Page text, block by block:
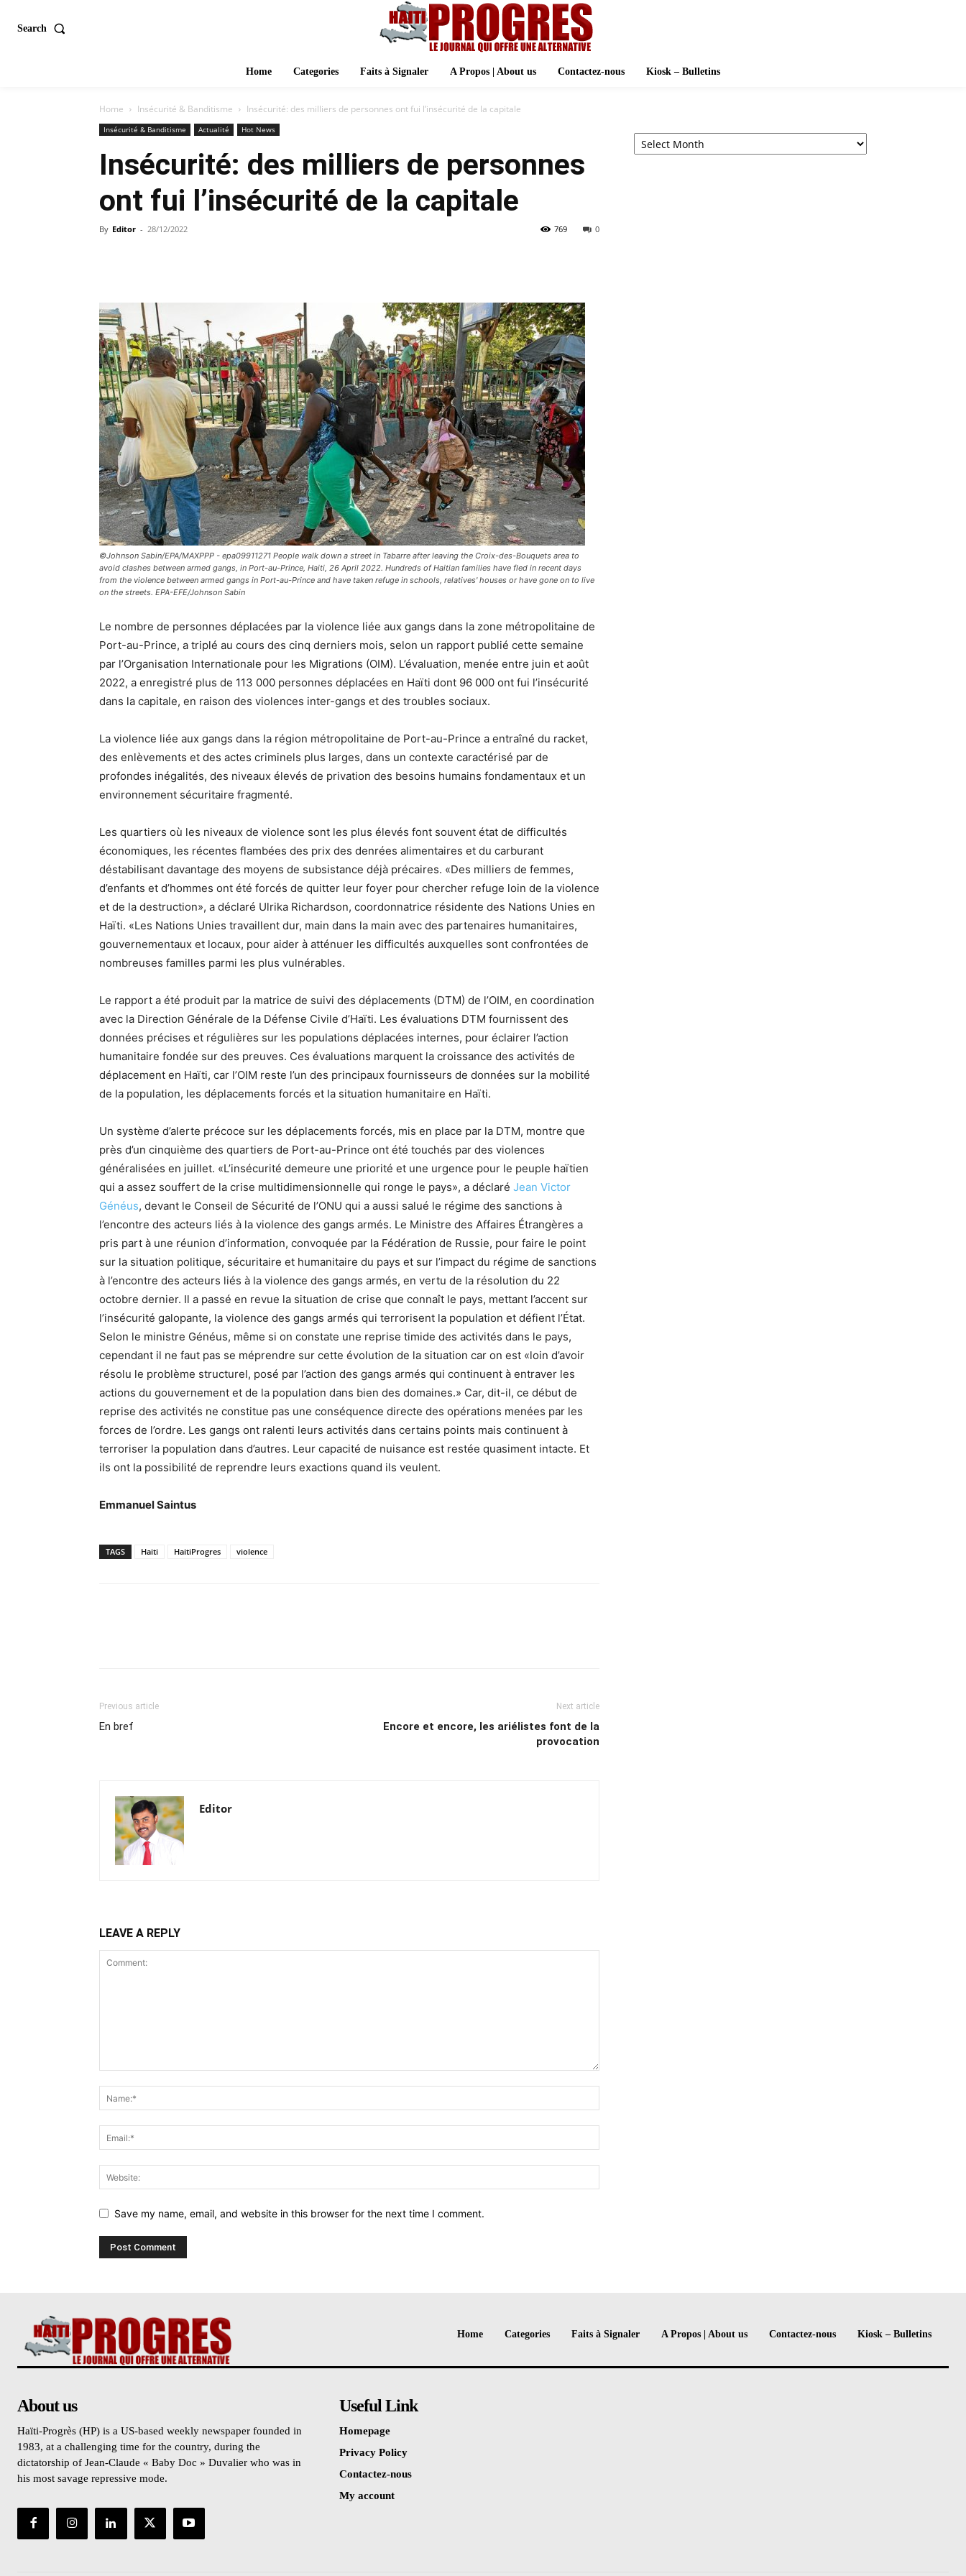
Search
Home Categories Faits à Signaler A Propos | About us Contactez-nous Kiosk – Bulletins
Home Insécurité & Banditisme Insécurité: des milliers de personnes ont fui l’insécurité de la capitale
Insécurité & Banditisme Actualité Hot News
Insécurité: des milliers de personnes
ont fui l’insécurité de la capitale
By Editor - 28/12/2022 0
769
©Johnson Sabin/EPA/MAXPPP - epa09911271 People walk down a street in Tabarre after leaving the Croix-des-Bouquets area to
avoid clashes between armed gangs, in Port-au-Prince, Haiti, 26 April 2022. Hundreds of Haitian families have fled in recent days
from the violence between armed gangs in Port-au-Prince and have taken refuge in schools, relatives' houses or have gone on to live
on the streets. EPA-EFE/Johnson Sabin
Le nombre de personnes déplacées par la violence liée aux gangs dans la zone métropolitaine de
Port-au-Prince, a triplé au cours des cinq derniers mois, selon un rapport publié cette semaine
par l’Organisation Internationale pour les Migrations (OIM). L’évaluation, menée entre juin et août
2022, a enregistré plus de 113 000 personnes déplacées en Haïti dont 96 000 ont fui l’insécurité
dans la capitale, en raison des violences inter-gangs et des troubles sociaux.
La violence liée aux gangs dans la région métropolitaine de Port-au-Prince a entraîné du racket,
des enlèvements et des actes criminels plus larges, dans un contexte caractérisé par de
profondes inégalités, des niveaux élevés de privation des besoins humains fondamentaux et un
environnement sécuritaire fragmenté.
Les quartiers où les niveaux de violence sont les plus élevés font souvent état de difficultés
économiques, les récentes flambées des prix des denrées alimentaires et du carburant
déstabilisant davantage des moyens de subsistance déjà précaires. «Des milliers de femmes,
d’enfants et d’hommes ont été forcés de quitter leur foyer pour chercher refuge loin de la violence
et de la destruction», a déclaré Ulrika Richardson, coordonnatrice résidente des Nations Unies en
Haïti. «Les Nations Unies travaillent dur, main dans la main avec des partenaires humanitaires,
gouvernementaux et locaux, pour aider à atténuer les difficultés auxquelles sont confrontées de
nombreuses familles parmi les plus vulnérables.
Le rapport a été produit par la matrice de suivi des déplacements (DTM) de l’OIM, en coordination
avec la Direction Générale de la Défense Civile d’Haïti. Les évaluations DTM fournissent des
données précises et régulières sur les populations déplacées internes, pour éclairer l’action
humanitaire fondée sur des preuves. Ces évaluations marquent la croissance des activités de
déplacement en Haïti, car l’OIM reste l’un des principaux fournisseurs de données sur la mobilité
de la population, les déplacements forcés et la situation humanitaire en Haïti.
Un système d’alerte précoce sur les déplacements forcés, mis en place par la DTM, montre que
près d’un cinquième des quartiers de Port-au-Prince ont été touchés par des violences
généralisées en juillet. «L’insécurité demeure une priorité et une urgence pour le peuple haïtien
qui a assez souffert de la crise multidimensionnelle qui ronge le pays», a déclaré Jean Victor
Généus, devant le Conseil de Sécurité de l’ONU qui a aussi salué le régime des sanctions à
l’encontre des acteurs liés à la violence des gangs armés. Le Ministre des Affaires Étrangères a
pris part à une réunion d’information, convoquée par la Fédération de Russie, pour faire le point
sur la situation politique, sécuritaire et humanitaire du pays et sur l’impact du régime de sanctions
à l’encontre des acteurs liés à la violence des gangs armés, en vertu de la résolution du 22
octobre dernier. Il a passé en revue la situation de crise que connaît le pays, mettant l’accent sur
l’insécurité galopante, la violence des gangs armés qui terrorisent la population et défient l’État.
Selon le ministre Généus, même si on constate une reprise timide des activités dans le pays,
cependant il ne faut pas se méprendre sur cette évolution de la situation car on est «loin d’avoir
résolu le problème structurel, posé par l’action des gangs armés qui continuent à entraver les
actions du gouvernement et de la population dans bien des domaines.» Car, dit-il, ce début de
reprise des activités ne constitue pas une conséquence directe des opérations menées par les
forces de l’ordre. Les gangs ont ralenti leurs activités dans certains points mais continuent à
terroriser la population dans d’autres. Leur capacité de nuisance est restée quasiment intacte. Et
ils ont la possibilité de reprendre leurs exactions quand ils veulent.
Emmanuel Saintus
TAGS Haiti HaitiProgres violence
Previous article
En bref
Next article
Encore et encore, les ariélistes font de la
provocation
Editor
LEAVE A REPLY
Save my name, email, and website in this browser for the next time I comment.
Archives
Home Categories Faits à Signaler A Propos | About us Contactez-nous Kiosk – Bulletins
About us
Haïti-Progrès (HP) is a US-based weekly newspaper founded in
1983, at a challenging time for the country, during the
dictatorship of Jean-Claude « Baby Doc » Duvalier who was in
his most savage repressive mode.
Useful Link
Homepage
Privacy Policy
Contactez-nous
My account